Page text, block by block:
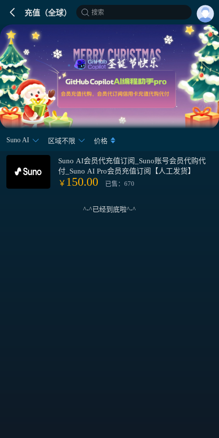
充值（全球） 搜索
Suno AI 区域不限 价格
Suno AI会员代充值订阅_Suno账号会员代购代
付_Suno AI Pro会员充值订阅【人工发货】
￥ 150.00 已售：670
^-^已经到底啦^-^